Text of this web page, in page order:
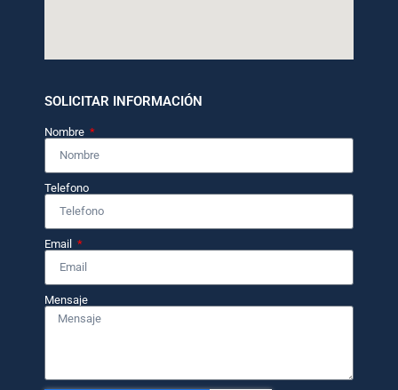
SOLICITAR INFORMACIÓN
Nombre
Telefono
Email
Mensaje